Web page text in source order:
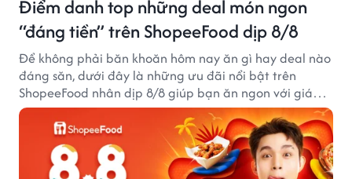
Điểm danh top những deal món ngon
“đáng tiền” trên ShopeeFood dịp 8/8
Để không phải băn khoăn hôm nay ăn gì hay deal nào
đáng săn, dưới đây là những ưu đãi nổi bật trên
ShopeeFood nhân dịp 8/8 giúp bạn ăn ngon với giá
hời mà không cần đắn đo.